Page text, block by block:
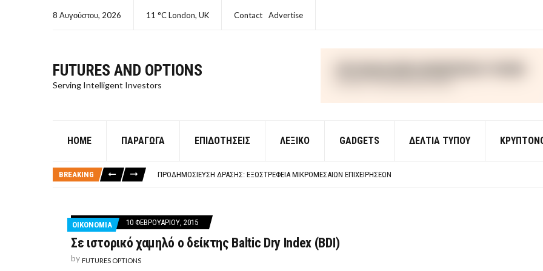
8 Αυγούστου, 2026 11 °C London, UK Contact Advertise
FUTURES AND OPTIONS
Serving Intelligent Investors
HOME ΠΑΡΆΓΩΓΑ ΕΠΙΔΟΤΉΣΕΙΣ ΛΕΞΙΚΌ GADGETS ΔΕΛΤΙΑ ΤΥΠΟΥ
BREAKING
ΠΡΟΔΗΜΟΣΊΕΥΣΗ ΔΡΆΣΗΣ: ΕΞΩΣΤΡΈΦΕΙΑ ΜΙΚΡΟΜΕΣΑΊΩΝ ΕΠΙΧΕΙΡΉΣΕΩΝ
ΤΑΜΕΊΟ ΜΙΚΡΟΠΙΣΤΏΣΕΩΝ ΣΥΧΝΈΣ ΕΡΩΤΉΣΕΙΣ ΑΠΑΝΤΉΣΕΙΣ
ΟΙΚΟΝΟΜΙΑ 10 ΦΕΒΡΟΥΑΡΊΟΥ, 2015
Σε ιστορικό χαμηλό ο δείκτης Baltic Dry Index (BDI)
by FUTURES OPTIONS